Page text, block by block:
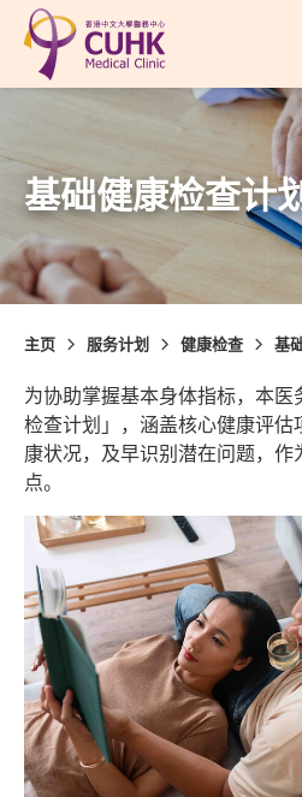
Skip to main content
基础健康检查计
主页 服务计划 健康检查 基
为协助掌握基本身体指标，本
检查计划」，涵盖核心健康评
康状况，及早识别潜在问题，
点。